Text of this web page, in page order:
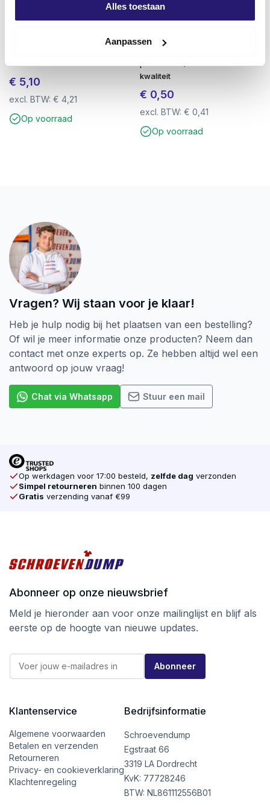
Alles toestaan
Aanpassen
€ 5,10
excl. BTW: € 4,21
Op voorraad
kwaliteit
€ 0,50
excl. BTW:€ 0,41
Op voorraad
Vragen? Wij staan voor je klaar!
Heb je hulp nodig bij het plaatsen van een bestelling?
Of wil je meer informatie onze producten? Neem dan
contact met onze experts op. Ze hebben altijd wel een
antwoord op jouw vraag!
Chat via Whatsapp Stuur een mail
Op werkdagen voor 17:00 besteld, zelfde dag verzonden
Simpel retourneren binnen 100 dagen
Gratis verzending vanaf €99
Abonneer op onze nieuwsbrief
Meld je hieronder aan voor onze mailinglijst en blijf als
eerste op de hoogte van nieuwe updates.
a
E
m
a
i
l
E
-
E
m
l
Abonneer
Klantenservice
Algemene voorwaarden
Betalen en verzenden
Retourneren
Privacy- en cookieverklaring
Klachtenregeling
Bedrijfsinformatie
Schroevendump
Egstraat 66
3319 LA Dordrecht
KvK: 77728246
BTW: NL861112556B01